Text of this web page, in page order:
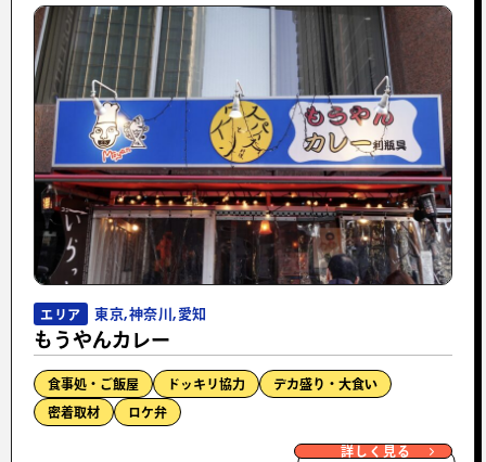
エリア 東京,神奈川,愛知
もうやんカレー
食事処・ご飯屋 ドッキリ協力 デカ盛り・大食い
密着取材 ロケ弁
詳しく見る